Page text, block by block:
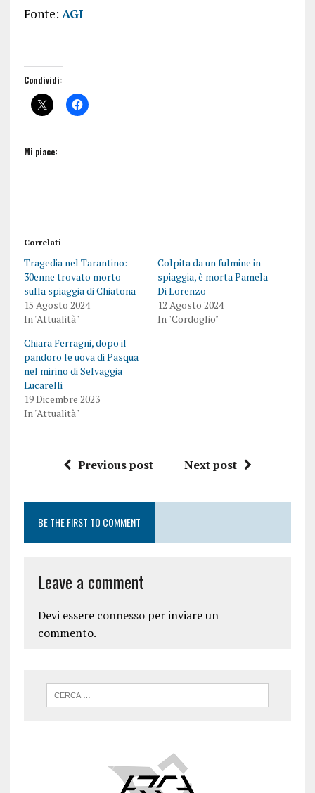
Fonte: AGI
Condividi:
Mi piace:
Correlati
Tragedia nel Tarantino:
30enne trovato morto
sulla spiaggia di Chiatona
15 Agosto 2024
In "Attualità"
Colpita da un fulmine in
spiaggia, è morta Pamela
Di Lorenzo
12 Agosto 2024
In "Cordoglio"
Chiara Ferragni, dopo il
pandoro le uova di Pasqua
nel mirino di Selvaggia
Lucarelli
19 Dicembre 2023
In "Attualità"
Previous post Next post
BE THE FIRST TO COMMENT
Leave a comment
Devi essere connessoper inviare un
commento.